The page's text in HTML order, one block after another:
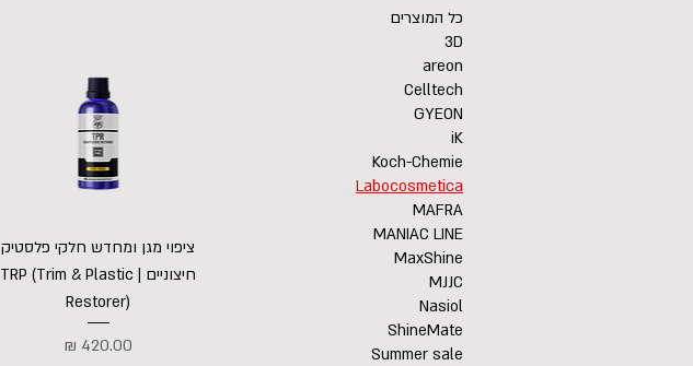
כל המוצרים
3D
areon
Celltech
GYEON
iK
Koch-Chemie
Labocosmetica
MAFRA
MANIAC LINE
MaxShine
MJJC
Nasiol
ShineMate
Summer sale
ציפוי מגן ומחדש חלקי פלסטיק
חיצוניים | TRP (Trim & Plastic
Restorer)
מחיר